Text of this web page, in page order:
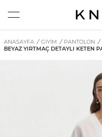
ANASAYFA / GİYİM / PANTOLON /
BEYAZ YIRTMAÇ DETAYLI KETEN